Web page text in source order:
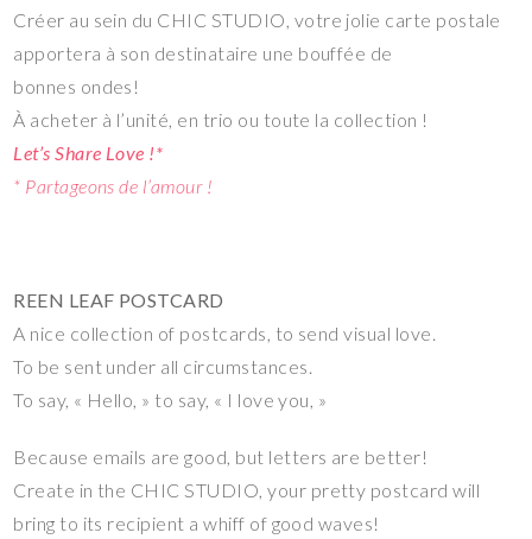
Créer au sein du CHIC STUDIO, votre jolie carte postale
apportera à son destinataire une bouffée de
bonnes ondes!
À acheter à l’unité, en trio ou toute la collection !
Let’s Share Love !*
* Partageons de l’amour !
REEN LEAF POSTCARD
A nice collection of postcards, to send visual love.
To be sent under all circumstances.
To say, « Hello, » to say, « I love you, »
Because emails are good, but letters are better!
Create in the CHIC STUDIO, your pretty postcard will
bring to its recipient a whiff of good waves!